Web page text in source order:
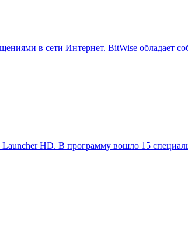
в сети Интернет. BitWise обладает
HD. В программу вошло 15